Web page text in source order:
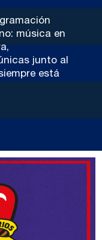
música en
junto al
está